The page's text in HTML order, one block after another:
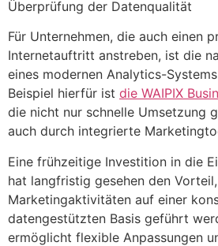
Überprüfung der Datenqualität
Für Unternehmen, die auch einen
Internetauftritt anstreben, ist die
eines modernen Analytics-
Beispiel hierfür ist die WAIPIX
die nicht nur schnelle Umsetzung
auch durch integrierte
Eine frühzeitige Investition in die
hat langfristig gesehen den
Marketingaktivitäten auf einer
datengestützten Basis geführt
ermöglicht flexible Anpassungen